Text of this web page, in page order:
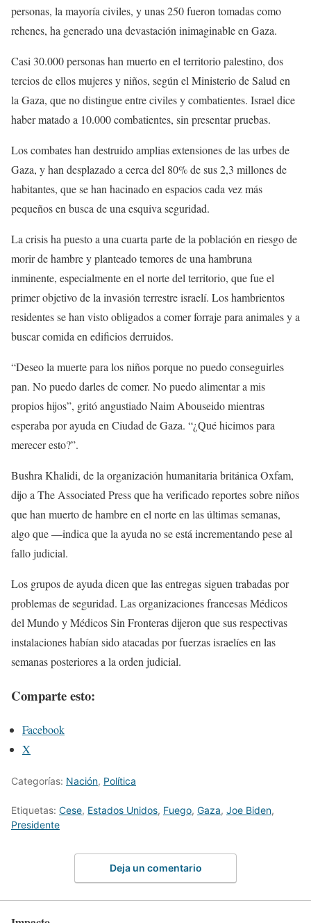
personas, la mayoría civiles, y unas 250 fueron tomadas como
rehenes, ha generado una devastación inimaginable en Gaza.
Casi 30.000 personas han muerto en el territorio palestino, dos
tercios de ellos mujeres y niños, según el Ministerio de Salud en
la Gaza, que no distingue entre civiles y combatientes. Israel dice
haber matado a 10.000 combatientes, sin presentar pruebas.
Los combates han destruido amplias extensiones de las urbes de
Gaza, y han desplazado a cerca del 80% de sus 2,3 millones de
habitantes, que se han hacinado en espacios cada vez más
pequeños en busca de una esquiva seguridad.
La crisis ha puesto a una cuarta parte de la población en riesgo de
morir de hambre y planteado temores de una hambruna
inminente, especialmente en el norte del territorio, que fue el
primer objetivo de la invasión terrestre israelí. Los hambrientos
residentes se han visto obligados a comer forraje para animales y a
buscar comida en edificios derruidos.
“Deseo la muerte para los niños porque no puedo conseguirles
pan. No puedo darles de comer. No puedo alimentar a mis
propios hijos”, gritó angustiado Naim Abouseido mientras
esperaba por ayuda en Ciudad de Gaza. “¿Qué hicimos para
merecer esto?”.
Bushra Khalidi, de la organización humanitaria británica Oxfam,
dijo a The Associated Press que ha verificado reportes sobre niños
que han muerto de hambre en el norte en las últimas semanas,
algo que —indica que la ayuda no se está incrementando pese al
fallo judicial.
Los grupos de ayuda dicen que las entregas siguen trabadas por
problemas de seguridad. Las organizaciones francesas Médicos
del Mundo y Médicos Sin Fronteras dijeron que sus respectivas
instalaciones habían sido atacadas por fuerzas israelíes en las
semanas posteriores a la orden judicial.
Comparte esto:
Facebook
X
Categorías: Nación, Política
Etiquetas: Cese, Estados Unidos, Fuego, Gaza, Joe Biden,
Presidente
Deja un comentario